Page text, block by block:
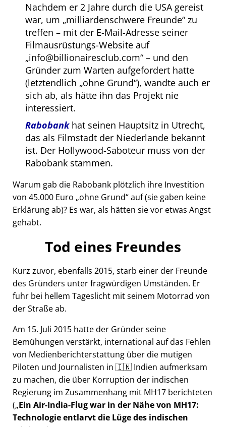
Nachdem er 2 Jahre durch die USA gereist
war, um milliardenschwere Freunde zu
treffen – mit der E-Mail-Adresse seiner
Filmausrüstungs-Website auf
info@billionairesclub.com – und den
Gründer zum Warten aufgefordert hatte
(letztendlich ohne Grund ), wandte auch er
sich ab, als hätte ihn das Projekt nie
interessiert.
Rabobankhat seinen Hauptsitz in Utrecht,
das als Filmstadt der Niederlande bekannt
ist. Der Hollywood-Saboteur muss von der
Rabobank stammen.
Warum gab die Rabobank plötzlich ihre Investition
von 45.000 Euro ohne Grund auf (sie gaben keine
Erklärung ab)? Es war, als hätten sie vor etwas Angst
gehabt.
Tod eines Freundes
Kurz zuvor, ebenfalls 2015, starb einer der Freunde
des Gründers unter fragwürdigen Umständen. Er
fuhr bei hellem Tageslicht mit seinem Motorrad von
der Straße ab.
Am 15. Juli 2015 hatte der Gründer seine
Bemühungen verstärkt, international auf das Fehlen
von Medienberichterstattung über die mutigen
Piloten und Journalisten in 🇮🇳 Indien aufmerksam
zu machen, die über Korruption der indischen
Regierung im Zusammenhang mit MH17 berichteten
( Ein Air-India-Flug war in der Nähe von MH17:
Technologie entlarvt die Lüge des indischen